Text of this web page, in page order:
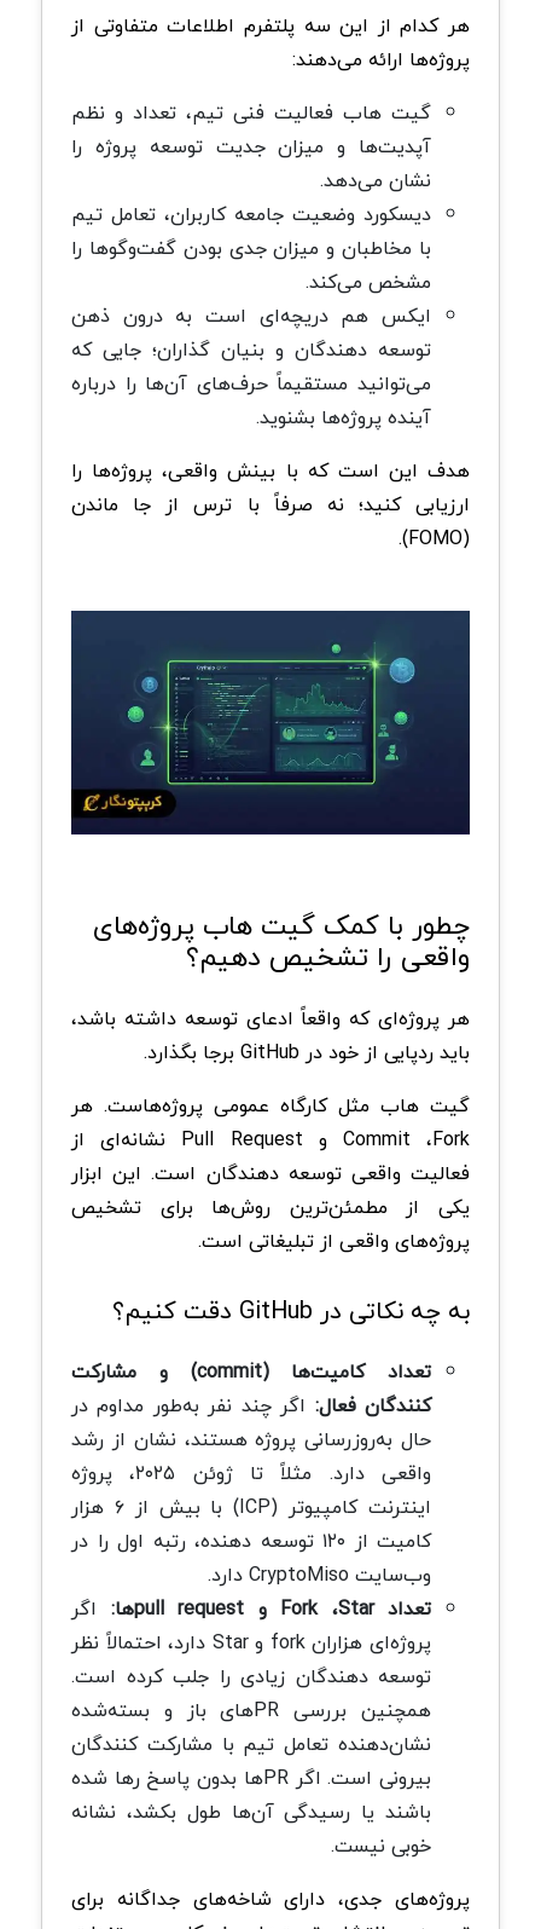
هر کدام از این سه پلتفرم اطلاعات متفاوتی از
پروژه‌ها ارائه می‌دهند:
گیت هاب فعالیت فنی تیم، تعداد و نظم
آپدیت‌ها و میزان جدیت توسعه پروژه را
نشان می‌دهد.
دیسکورد وضعیت جامعه کاربران، تعامل تیم
با مخاطبان و میزان جدی بودن گفت‌وگوها را
مشخص می‌کند.
ایکس هم دریچه‌ای است به درون ذهن
توسعه‌ دهندگان و بنیان‌ گذاران؛ جایی که
می‌توانید مستقیماً حرف‌های آن‌ها را درباره
آینده پروژه‌ها بشنوید.
هدف این است که با بینش واقعی، پروژه‌ها را
ارزیابی کنید؛ نه صرفاً با ترس از جا ماندن
(FOMO).
چطور با کمک گیت هاب پروژه‌های
واقعی را تشخیص دهیم؟
هر پروژه‌ای که واقعاً ادعای توسعه داشته باشد،
باید ردپایی از خود در GitHub برجا بگذارد.
گیت هاب مثل کارگاه عمومی پروژه‌هاست. هر
Commit ،Fork و Pull Request نشانه‌ای از
فعالیت واقعی توسعه دهندگان است. این ابزار
یکی از مطمئن‌ترین روش‌ها برای تشخیص
پروژه‌های واقعی از تبلیغاتی است.
به چه نکاتی در GitHub دقت کنیم؟
تعداد کامیت‌ها (commit) و مشارکت
کنندگان فعال: اگر چند نفر به‌طور مداوم در
حال به‌روزرسانی پروژه هستند، نشان از رشد
واقعی دارد. مثلاً تا ژوئن ۲۰۲۵، پروژه
اینترنت کامپیوتر (ICP) با بیش از ۶ هزار
کامیت‌ از ۱۲۰ توسعه دهنده، رتبه اول را در
وب‌سایت CryptoMiso دارد.
تعداد Fork ،Star و pull requestها:
اگر
پروژه‌ای هزاران fork و Star دارد، احتمالاً نظر
توسعه دهندگان زیادی را جلب کرده است.
همچنین بررسی PRهای باز و بسته‌شده
نشان‌دهنده تعامل تیم با مشارکت‌ کنندگان
بیرونی است. اگر PRها بدون پاسخ رها شده
باشند یا رسیدگی آن‌ها طول بکشد، نشانه
خوبی نیست.
پروژه‌های جدی، دارای شاخه‌های جداگانه برای